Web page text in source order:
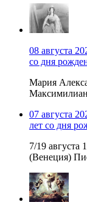
08 августа
со дня
Мария
07 августа
лет со дня
7/19 августа
(Венеция)